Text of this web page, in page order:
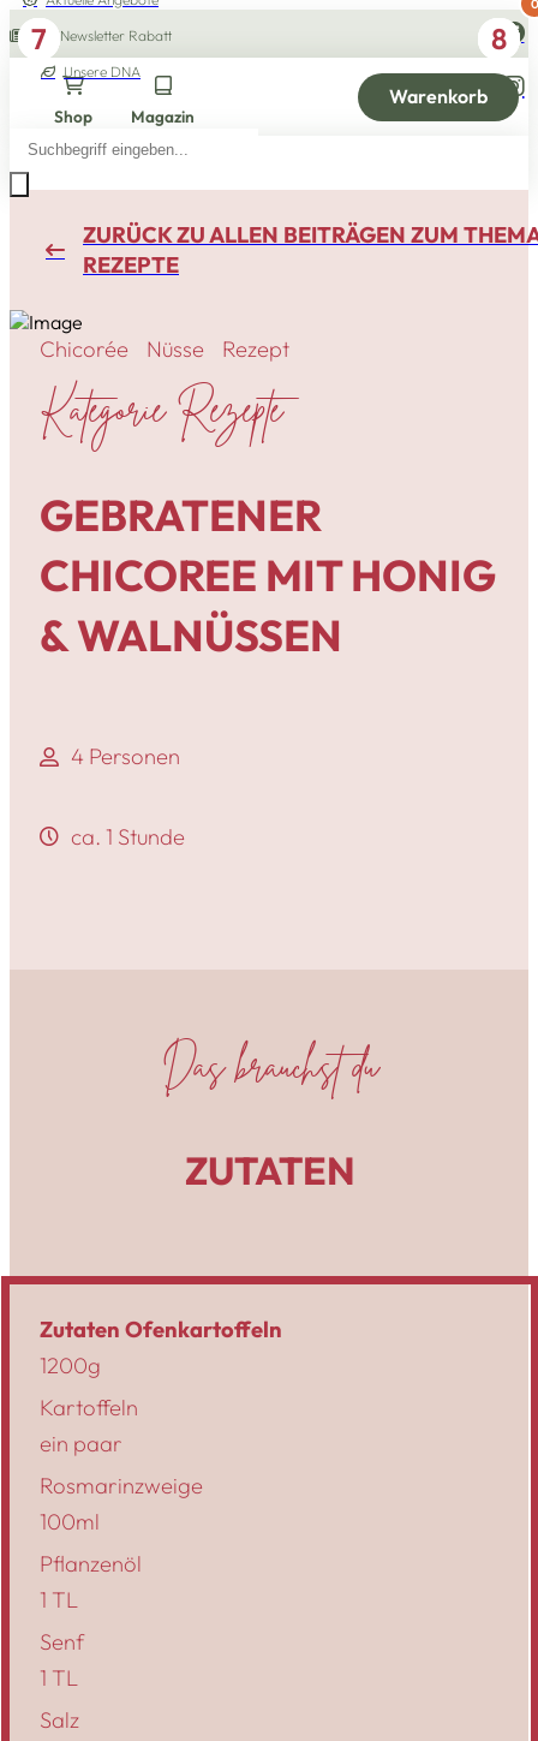
10% Newsletter Rabatt
Unsere DNA
Shop Magazin
Warenkorb
0
Products
ZURÜCK ZU ALLEN BEITRÄGEN ZUM
REZEPTE
Chicorée Nüsse Rezept
Kategorie Rezepte
GEBRATENER
CHICOREE MIT HONIG
& WALNÜSSEN
4 Personen
ca. 1 Stunde
Das brauchst du
ZUTATEN
Zutaten Ofenkartoffeln
1200g
Kartoffeln
ein paar
Rosmarinzweige
100ml
Pflanzenöl
1 TL
Senf
1 TL
Salz
1 2
3 4
5 6
7 8